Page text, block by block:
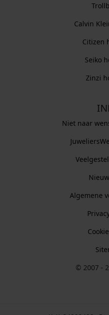
Calvin
Citizen
Seiko
Zinzi
Niet naar
Algemene
© 2007 -